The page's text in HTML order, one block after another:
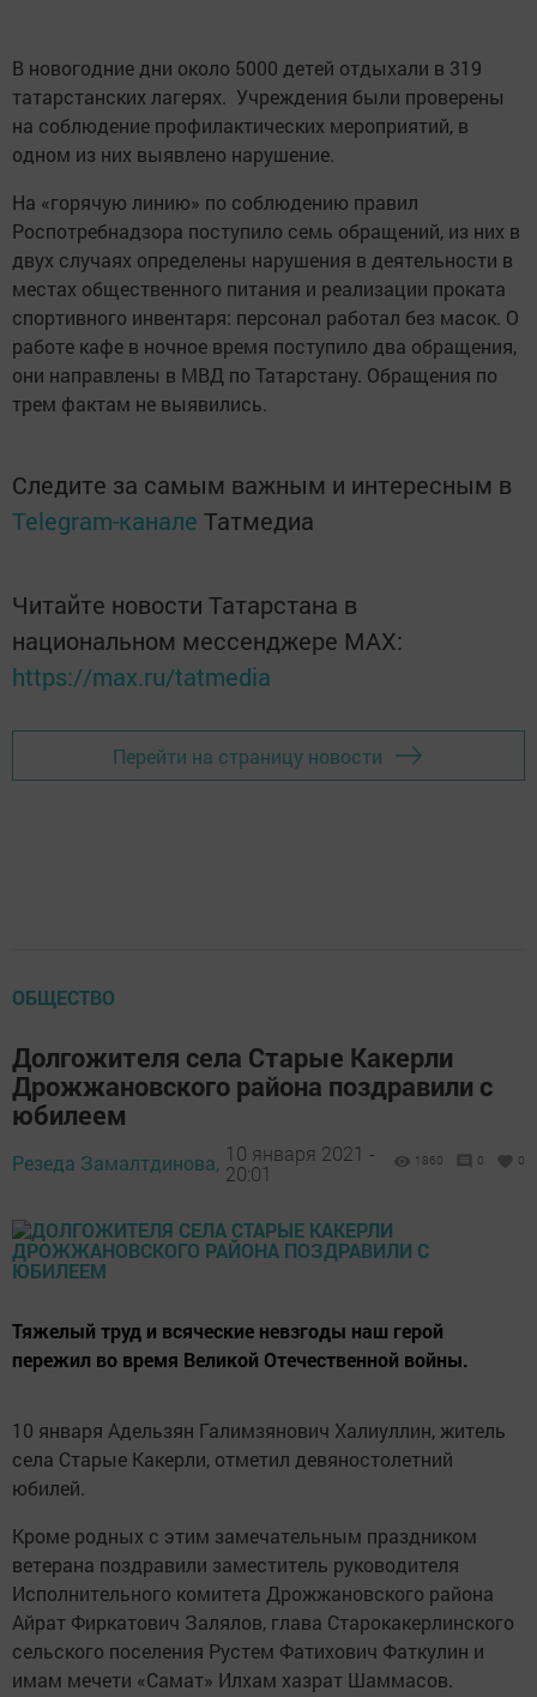
В новогодние дни около 5000 детей отдыхали в 319
татарстанских лагерях. Учреждения были проверены
на соблюдение профилактических мероприятий, в
одном из них выявлено нарушение.
На «горячую линию» по соблюдению правил
Роспотребнадзора поступило семь обращений, из них в
двух случаях определены нарушения в деятельности в
местах общественного питания и реализации проката
спортивного инвентаря: персонал работал без масок. О
работе кафе в ночное время поступило два обращения,
они направлены в МВД по Татарстану. Обращения по
трем фактам не выявились.
Следите за самым важным и интересным в
Telegram-канале Татмедиа
Читайте новости Татарстана в
национальном мессенджере MАХ:
https://max.ru/tatmedia
Перейти на страницу новости
ОБЩЕСТВО
Долгожителя села Старые Какерли
Дрожжановского района поздравили с
юбилеем
Резеда Замалтдинова, 10 января 2021 -
20:01
1860 0 0
Тяжелый труд и всяческие невзгоды наш герой
пережил во время Великой Отечественной войны.
10 января Адельзян Галимзянович Халиуллин, житель
села Старые Какерли, отметил девяностолетний
юбилей.
Кроме родных с этим замечательным праздником
ветерана поздравили заместитель руководителя
Исполнительного комитета Дрожжановского района
Айрат Фиркатович Залялов, глава Старокакерлинского
сельского поселения Рустем Фатихович Фаткулин и
имам мечети «Самат» Илхам хазрат Шаммасов.